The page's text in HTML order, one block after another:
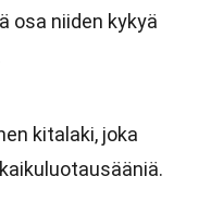
osa niiden kykyä
kitalaki, joka